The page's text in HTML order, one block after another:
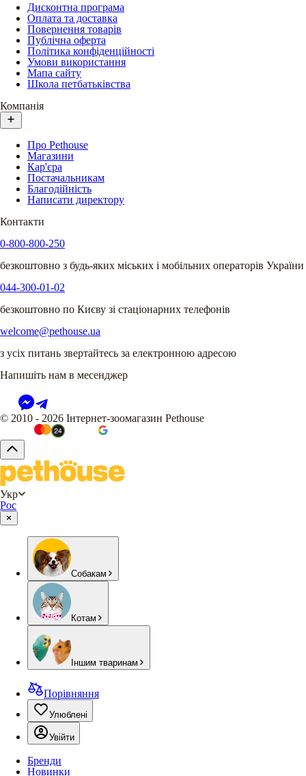
Дисконтна програма
Оплата та доставка
Повернення товарів
Публічна оферта
Політика конфіденційності
Умови використання
Мапа сайту
Школа петбатьківства
Компанія
Про Pethouse
Магазини
Кар'єра
Постачальникам
Благодійність
Написати директору
Контакти
0-800-800-250
безкоштовно з будь-яких міських і мобільних операторів України
044-300-01-02
безкоштовно по Києву зі стаціонарних телефонів
welcome@pethouse.ua
з усіх питань звертайтесь за електронною адресою
Напишіть нам в месенджер
© 2010 - 2026 Інтернет-зоомагазин Pethouse
Укр
Рос
Собакам
Котам
Іншим тваринам
Порівняння
Улюблені
Увійти
Бренди
Новинки